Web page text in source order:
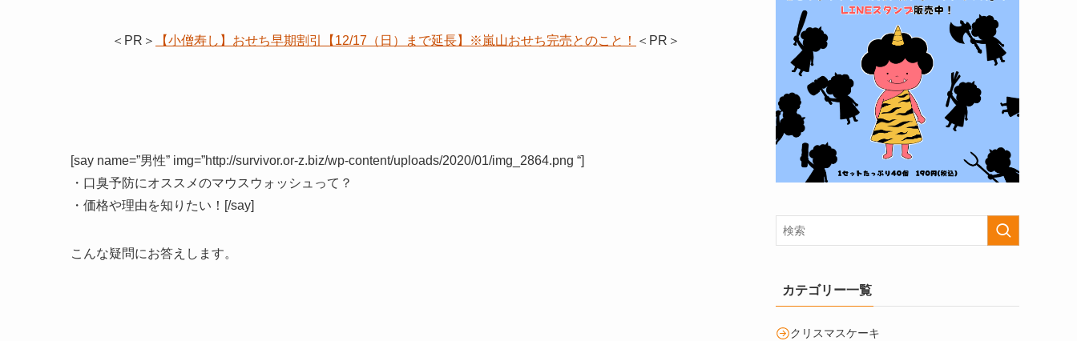
＜PR＞ 【小僧寿し】おせち早期割引【12/17（日）まで延長】※嵐山おせち完売とのこと！ ＜PR＞
[say name=”男性” img=”http://survivor.or-z.biz/wp-content/uploads/2020/01/img_2864.png “]
・口臭予防にオススメのマウスウォッシュって？
・価格や理由を知りたい！[/say]
こんな疑問にお答えします。
カテゴリー一覧
クリスマスケーキ